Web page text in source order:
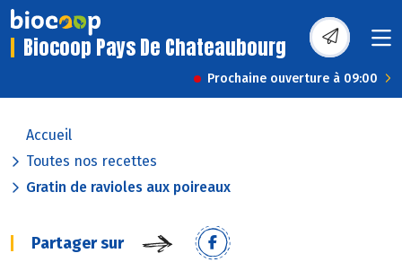
Biocoop Pays De Chateaubourg
Prochaine ouverture à 09:00
Accueil
Toutes nos recettes
Gratin de ravioles aux poireaux
Partager sur